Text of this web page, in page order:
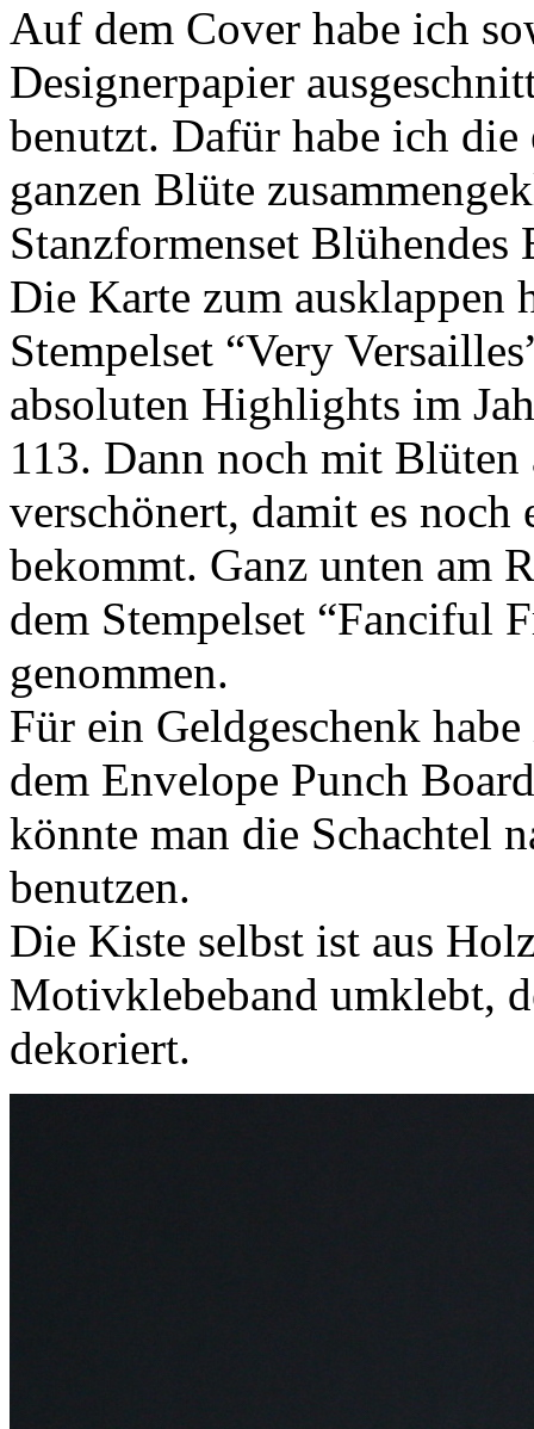
Auf dem Cover habe ich
Designerpapier
benutzt. Dafür habe ich
ganzen Blüte
Stanzformenset
Die Karte zum ausklappen
Stempelset “Very
absoluten Highlights im
113. Dann noch mit Blüten
verschönert, damit es
bekommt. Ganz unten am
dem Stempelset “Fanciful
genommen.
Für ein Geldgeschenk
dem Envelope Punch
könnte man die Schachtel
benutzen.
Die Kiste selbst ist aus
Motivklebeband umklebt,
dekoriert.